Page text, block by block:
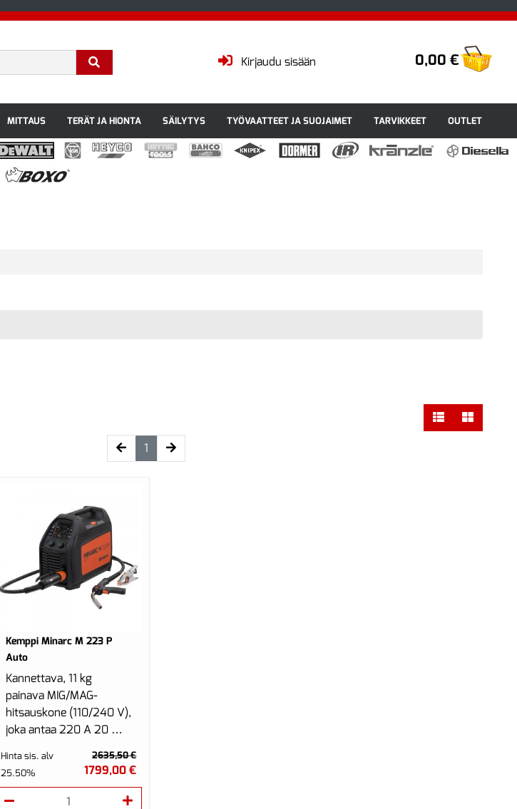
0,00 €
Kirjaudu sisään
MITTAUS TERÄT JA HIONTA SÄILYTYS TYÖVAATTEET JA SUOJAIMET TARVIKKEET OUTLET
1(current)
Kemppi Minarc M 223 P
Auto
Kannettava, 11 kg
painava MIG/MAG-
hitsauskone (110/240 V),
joka antaa 220 A 20 %
Saatavilla manuaalinen...
Hinta sis. alv
25.50%
2635,50 €
1799,00 €